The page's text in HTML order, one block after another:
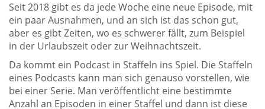
Seit 2018 gibt es da jede Woche eine neue Episode, mit
ein paar Ausnahmen, und an sich ist das schon gut,
aber es gibt Zeiten, wo es schwerer fällt, zum Beispiel
in der Urlaubszeit oder zur Weihnachtszeit.
Da kommt ein Podcast in Staffeln ins Spiel. Die Staffeln
eines Podcasts kann man sich genauso vorstellen, wie
bei einer Serie. Man veröffentlicht eine bestimmte
Anzahl an Episoden in einer Staffel und dann ist diese